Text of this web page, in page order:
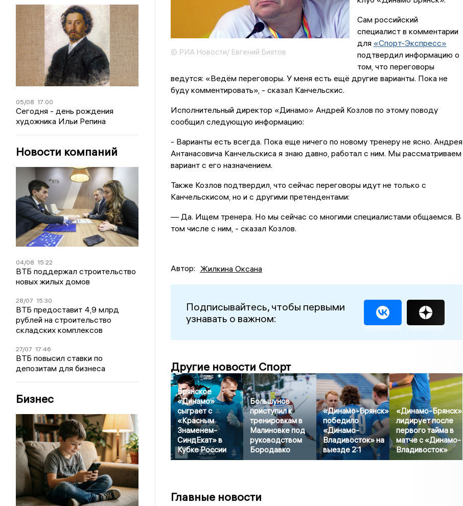
05/08 17:00
Сегодня - день рождения
художника Ильи Репина
Новости компаний
04/08 15:22
ВТБ поддержал строительство
новых жилых домов
28/07 15:30
ВТБ предоставит 4,9 млрд
рублей на строительство
складских комплексов
27/07 17:46
ВТБ повысил ставки по
депозитам для бизнеса
Бизнес
© РИА Новости/ Евгений Биятов
Сам российский
специалист в комментарии
для «Спорт-Экспресс»
подтвердил информацию о
том, что переговоры
ведутся: «Ведём переговоры. У меня есть ещё другие варианты. Пока не
буду комментировать», - сказал Канчельскис.
Исполнительный директор «Динамо» Андрей Козлов по этому поводу
сообщил следующую информацию:
- Варианты есть всегда. Пока еще ничего по новому тренеру не ясно. Андрея
Антанасовича Канчельскиса я знаю давно, работал с ним. Мы рассматриваем
вариант с его назначением.
Также Козлов подтвердил, что сейчас переговоры идут не только с
Канчельскисом, но и с другими претендентами:
— Да. Ищем тренера. Но мы сейчас со многими специалистами общаемся. В
том числе с ним, - сказал Козлов.
Автор: Жилкина Оксана
Подписывайтесь, чтобы первыми
узнавать о важном:
Другие новости Спорт
Брянское
«Динамо»
сыграет с
«Красным
Знаменем-
СиндЕкат» в
Кубке России
Большунов
приступил к
тренировкам в
Малиновке под
руководством
Бородавко
«Динамо-Брянск»
победило
«Динамо-
Владивосток» на
выезде 2:1
«Динамо-Брянск»
лидирует после
первого тайма в
матче с «Динамо-
Владивосток»
Главные новости